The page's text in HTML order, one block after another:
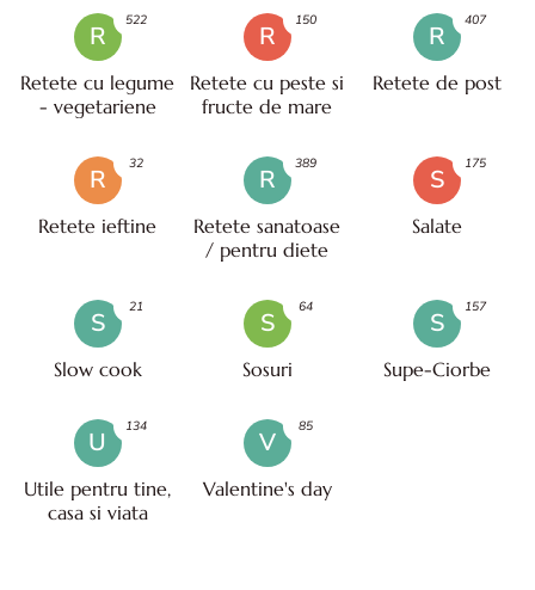
R
Retete cu legume
- vegetariene
522
R
Retete cu peste si
fructe de mare
150
R
Retete de post
407
R
Retete ieftine
32
R
Retete sanatoase
/ pentru diete
389
S
Salate
175
S
Slow cook
21
S
Sosuri
64
S
Supe-Ciorbe
157
U
Utile pentru tine,
casa si viata
134
V
Valentine's day
85